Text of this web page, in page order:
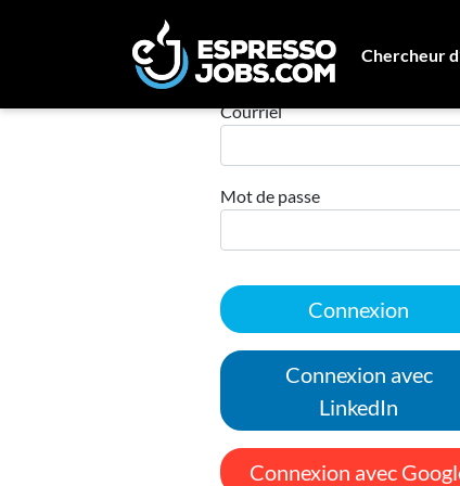
Chercheur
Connexion
Courriel
Mot de passe
Connexion
Connexion avec
LinkedIn
Connexion avec